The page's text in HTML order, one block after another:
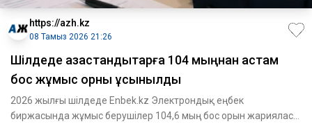
https://azh.kz
08 Тамыз 2026 21:26
​Шілдеде қазақстандықтарға 104 мыңнан астам
бос жұмыс орны ұсынылды
2026 жылғы шілдеде Enbek.kz Электрондық еңбек
биржасында жұмыс берушілер 104,6 мың бос орын жарияласа,